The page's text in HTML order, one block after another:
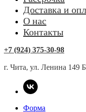
Доставка и
О нас
Контакты
+7 (924) 375-30-98
г. Чита, ул. Ленина 149
Форма